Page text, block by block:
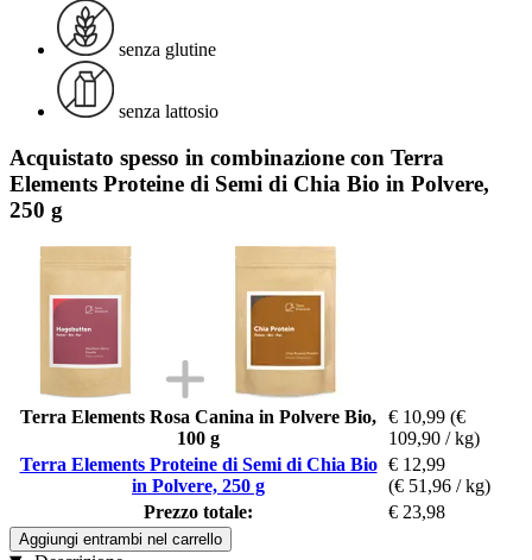
senza glutine
senza lattosio
Acquistato spesso in combinazione con Terra
Elements Proteine di Semi di Chia Bio in Polvere,
250 g
Terra Elements Rosa Canina in Polvere Bio,
100 g
€ 10,99 (€
109,90 / kg)
Terra Elements Proteine di Semi di Chia Bio
in Polvere, 250 g
€ 12,99
(€ 51,96 / kg)
Prezzo totale:
€ 23,98
Aggiungi entrambi nel carrello